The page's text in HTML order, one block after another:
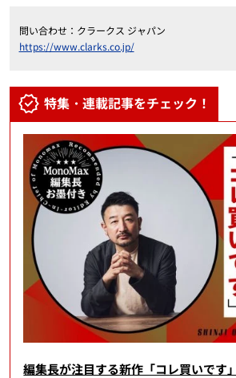
問い合わせ：クラークス ジャパン
https://www.clarks.co.jp/
特集・連載記事をチェック！
編集長が注目する新作「コレ買いです」